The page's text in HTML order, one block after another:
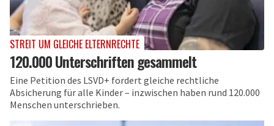
STREIT UM GLEICHE ELTERNRECHTE
120.000 Unterschriften gesammelt
Eine Petition des LSVD+ fordert gleiche rechtliche
Absicherung für alle Kinder – inzwischen haben rund 120.000
Menschen unterschrieben.